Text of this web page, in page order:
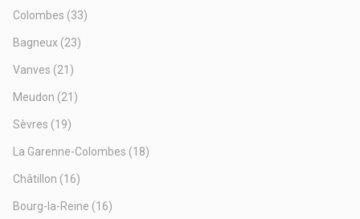
Parkings publics disponibles près de la Mairie et du Centre
Dépot de garantie : 3 mois de loyer HT HC
Autoroute A10
Velib' stations à proximité
Dépot de garantie : 3 mois de loyer HT HC
Colombes (33)
Bagneux (23)
Vanves (21)
Meudon (21)
Sèvres (19)
La Garenne-Colombes (18)
Châtillon (16)
Bourg-la-Reine (16)